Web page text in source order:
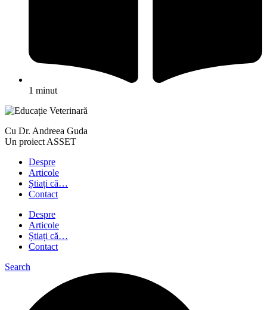
1 minut
Cu Dr. Andreea Guda
Un proiect ASSET
Despre
Articole
Știați că…
Contact
Despre
Articole
Știați că…
Contact
Search